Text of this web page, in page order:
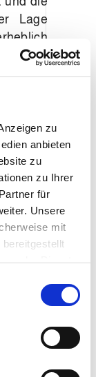
zu
anbieten
zu
zu Ihrer
für
Unsere
mit
der Dienste
Lage
die
Palette
einem
ersten
auf